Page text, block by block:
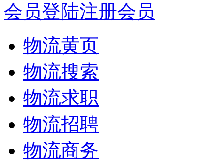
会员登陆注册会员
物流黄页
物流搜索
物流求职
物流招聘
物流商务